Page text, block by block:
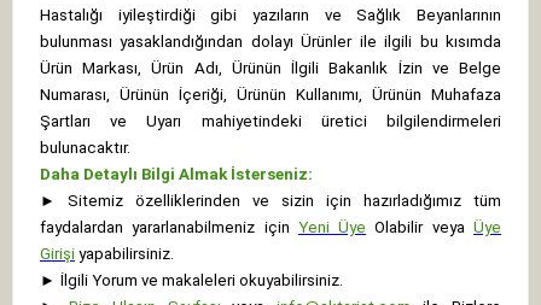
Hastalığı iyileştirdiği gibi yazıların ve Sağlık Beyanlarının
bulunması yasaklandığından dolayı Ürünler ile ilgili bu kısımda
Ürün Markası, Ürün Adı, Ürünün İlgili Bakanlık İzin ve Belge
Numarası, Ürünün İçeriği, Ürünün Kullanımı, Ürünün Muhafaza
Şartları ve Uyarı mahiyetindeki üretici bilgilendirmeleri
bulunacaktır.
Daha Detaylı Bilgi Almak İsterseniz:
►
Sitemiz özelliklerinden ve sizin için hazırladığımız tüm
faydalardan yararlanabilmeniz için Yeni Üye Olabilir veyaÜye
Girişi yapabilirsiniz.
► İlgili Yorum ve makaleleri okuyabilirsiniz.